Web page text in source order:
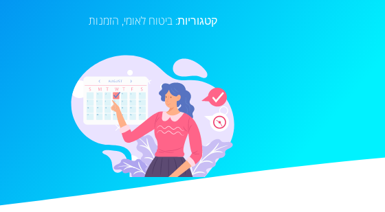
קטגוריות: ביטוח לאומי, הזמנות